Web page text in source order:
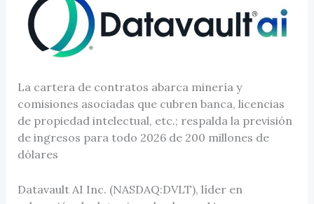
La cartera de contratos abarca minería y
comisiones asociadas que cubren banca, licencias
de propiedad intelectual, etc.; respalda la previsión
de ingresos para todo 2026 de 200 millones de
dólares
Datavault AI Inc. (NASDAQ:DVLT), líder en